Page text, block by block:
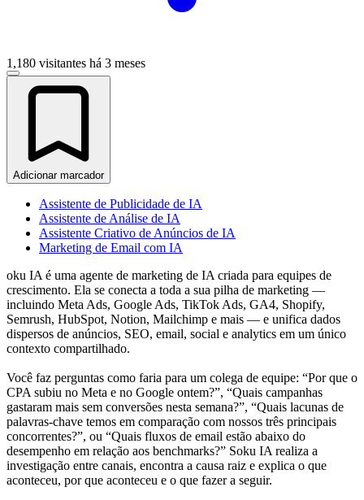
1,180 visitantes há 3 meses
Adicionar marcador
Assistente de Publicidade de IA
Assistente de Análise de IA
Assistente Criativo de Anúncios de IA
Marketing de Email com IA
oku IA é uma agente de marketing de IA criada para equipes de
crescimento. Ela se conecta a toda a sua pilha de marketing —
incluindo Meta Ads, Google Ads, TikTok Ads, GA4, Shopify,
Semrush, HubSpot, Notion, Mailchimp e mais — e unifica dados
dispersos de anúncios, SEO, email, social e analytics em um único
contexto compartilhado.
Você faz perguntas como faria para um colega de equipe: “Por que o
CPA subiu no Meta e no Google ontem?”, “Quais campanhas
gastaram mais sem conversões nesta semana?”, “Quais lacunas de
palavras-chave temos em comparação com nossos três principais
concorrentes?”, ou “Quais fluxos de email estão abaixo do
desempenho em relação aos benchmarks?” Soku IA realiza a
investigação entre canais, encontra a causa raiz e explica o que
aconteceu, por que aconteceu e o que fazer a seguir.